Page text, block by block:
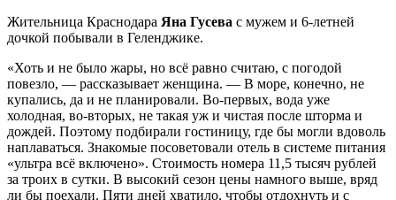
Жительница Краснодара Яна Гусева с мужем и 6-летней
дочкой побывали в Геленджике.
«Хоть и не было жары, но всё равно считаю, с погодой
повезло, — рассказывает женщина. — В море, конечно, не
купались, да и не планировали. Во-первых, вода уже
холодная, во-вторых, не такая уж и чистая после шторма и
дождей. Поэтому подбирали гостиницу, где бы могли вдоволь
наплаваться. Знакомые посоветовали отель в системе питания
«ультра всё включено». Стоимость номера 11,5 тысяч рублей
за троих в сутки. В высокий сезон цены намного выше, вряд
ли бы поехали. Пяти дней хватило, чтобы отдохнуть и с